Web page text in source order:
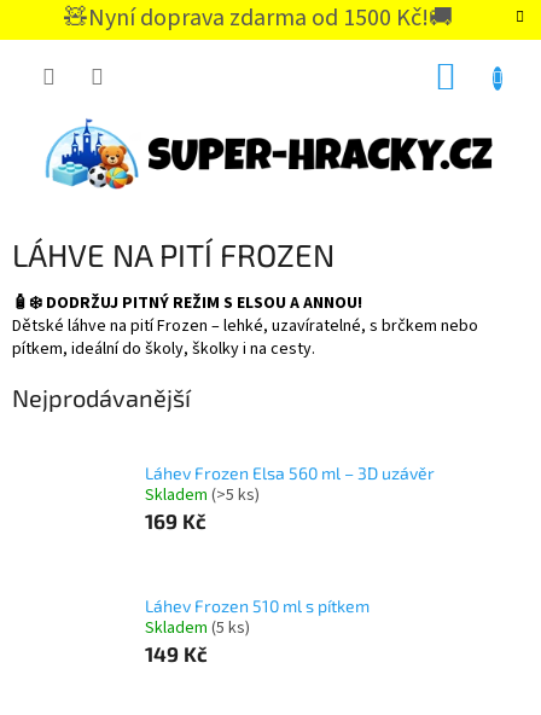
🧸Nyní doprava zdarma od 1500 Kč!🚚
CZK
LÁHVE NA PITÍ FROZEN
🧴❄️ DODRŽUJ PITNÝ REŽIM S ELSOU A ANNOU!
Dětské láhve na pití Frozen – lehké, uzavíratelné, s brčkem nebo
pítkem, ideální do školy, školky i na cesty.
Nejprodávanější
Láhev Frozen Elsa 560 ml – 3D uzávěr
Skladem (>5 ks)
169 Kč
Láhev Frozen 510 ml s pítkem
Skladem (5 ks)
149 Kč